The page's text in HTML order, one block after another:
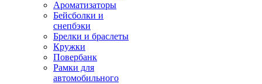
Ароматизаторы
Бейсболки и
снепбэки
Брелки и браслеты
Кружки
Повербанк
Рамки для
автомобильного